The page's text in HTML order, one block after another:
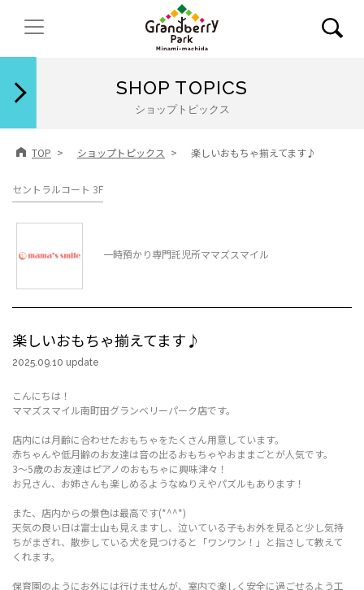
SHOP TOPICS
ショップトピックス
TOP ショップトピックス 楽しいおもちゃ揃えてます♪
セントラルコート 3F
一時預かり専門託児所ママズスマイル
楽しいおもちゃ揃えてます♪
2025.09.10 update
こんにちは！
ママズスマイル南町田グランベリーパーク店です。
店内には月齢に合わせたおもちゃをたくさん用意しています。
赤ちゃんや低月齢のお友達は音の出るおもちゃやおままごとが人気です。
3～5歳のお友達はピアノのおもちゃに興味津々！
お兄さん、お姉さんも楽しめるようなぬりえやパズルもあります！
また、店内からの景色は最高です(*^^*)
天気の良い日は富士山も見えますし、泣いている子もお外を見ると少し気持
ちがまぎれ、散歩している犬を見つけると「ワンワン！」と指さして教えて
くれます。
保育園のようにお外には行けませんが、室内で楽しく安全に過ごせるよう工
閉じる